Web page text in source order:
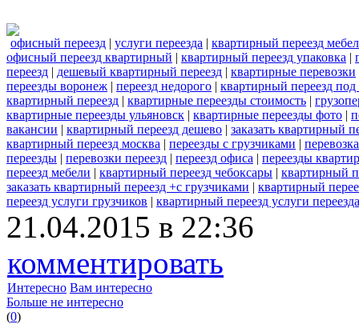
офисный переезд | услуги переезда | квартирный переезд
офисный переезд квартирный | квартирный переезд упаковка |
переезд | дешевый квартирный переезд | квартирные перевозки
переезды воронеж | переезд недорого | квартирный переезд
квартирный переезд | квартирные переезды стоимость |
квартирные переезды ульяновск | квартирные переезды фото |
вакансии | квартирный переезд дешево | заказать квартирный
квартирный переезд москва | переезды с грузчиками |
переезды | перевозки переезд | переезд офиса | переезды
переезд мебели | квартирный переезд чебоксары | квартирный
заказать квартирный переезд +с грузчиками | квартирный
переезд услуги грузчиков | квартирный переезд услуги переезда
21.04.2015 в 22:36
комментировать
Интересно Вам интересно
Больше не интересно
(0)